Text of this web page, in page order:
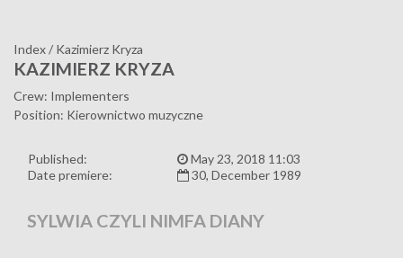
Index/ Kazimierz Kryza
KAZIMIERZ KRYZA
Crew: Implementers
Position: Kierownictwo muzyczne
Published:
May 23, 2018 11:03
Date premiere:
30, December 1989
SYLWIA CZYLI NIMFA DIANY